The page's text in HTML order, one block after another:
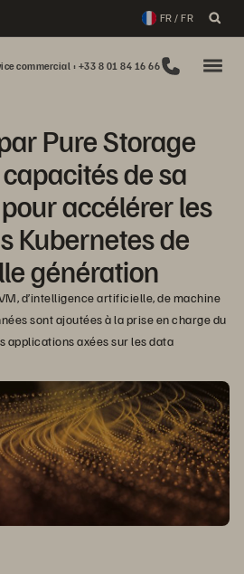
FR / FR
commercial : +33 8 01 84 16 66
Pure Storage
de sa
accélérer les
Kubernetes de
génération
d’intelligence artificielle, de machine
sont ajoutées à la prise en charge du
applications axées sur les data